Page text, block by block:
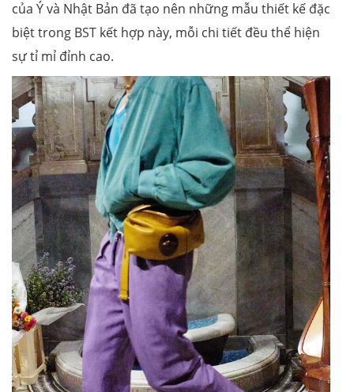
của Ý và Nhật Bản đã tạo nên những mẫu thiết kế đặc
biệt trong BST kết hợp này, mỗi chi tiết đều thể hiện
sự tỉ mỉ đỉnh cao.